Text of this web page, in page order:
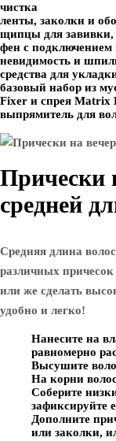
чистка
ленты, заколки и
щипцы для завивки,
фен с подключением
невидимость и
средства для
базовый набор из
Fixer и спрея Matrix
выпрямитель для
Прически
средней
Средняя длина
различных
или же сделать
удобно и легко!
Нанесите на
равномерно
Высушите
На корни
Соберите
зафиксируйте
Дополните
или заколки,